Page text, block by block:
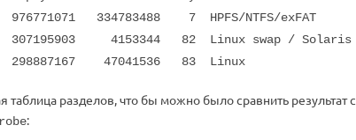
334783488 7 HPFS/NTFS/exFAT
4153344 82 Linux swap / Solaris
47041536 83 Linux
таблица разделов, что бы можно было сравнить результат с
: